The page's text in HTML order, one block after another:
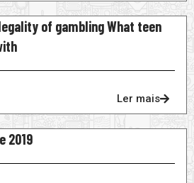
of gambling What teen
Ler mais
2019